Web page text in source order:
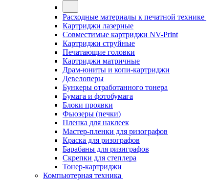
Расходные материалы к печатной технике
Картриджи лазерные
Совместимые картриджи NV-Print
Картриджи струйные
Печатающие головки
Картриджи матричные
Драм-юниты и копи-картриджи
Девелоперы
Бункеры отработанного тонера
Бумага и фотобумага
Блоки проявки
Фьюзеры (печки)
Пленка для наклеек
Мастер-пленки для ризографов
Краска для ризографов
Барабаны для ризиграфов
Скрепки для степлера
Тонер-картриджи
Компьютерная техника